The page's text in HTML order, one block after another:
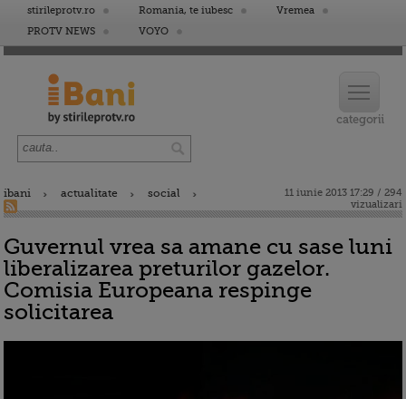
stirileprotv.ro Romania, te iubesc
Vremea
PROTV NEWS
VOYO
ibani actualitate social
11 iunie 2013 17:29 / 294
vizualizari
Guvernul vrea sa amane cu sase luni
liberalizarea preturilor gazelor.
Comisia Europeana respinge
solicitarea